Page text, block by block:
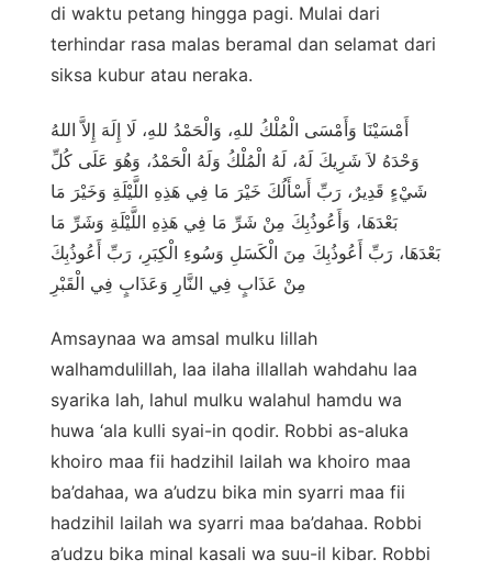
di waktu petang hingga pagi. Mulai dari
terhindar rasa malas beramal dan selamat dari
siksa kubur atau neraka.
أَمْسَيْنَا وَأَمْسَى الْمُلْكُ للهِ، وَالْحَمْدُ للهِ، لَا إِلَهَ إِلاَّ اللهُ
وَحْدَهُ لاَ شَرِيكَ لَهُ، لَهُ الْمُلْكُ وَلَهُ الْحَمْدُ، وَهُوَ عَلَى كُلِّ
شَيْءٍ قَدِيرٌ، رَبِّ أَسْأَلُكَ خَيْرَ مَا فِي هَذِهِ اللَّيْلَةِ وَخَيْرَ مَا
بَعْدَهَا، وَأَعُوذُبِكَ مِنْ شَرِّ مَا فِي هَذِهِ اللَّيْلَةِ وَشَرِّ مَا
بَعْدَهَا، رَبِّ أَعُوذُبِكَ مِنَ الْكَسَلِ وَسُوءِ الْكِبَرِ، رَبِّ أَعُوذُبِكَ
مِنْ عَذَابٍ فِي النَّارِ وَعَذَابٍ فِي الْقَبْرِ
Amsaynaa wa amsal mulku lillah
walhamdulillah, laa ilaha illallah wahdahu laa
syarika lah, lahul mulku walahul hamdu wa
huwa ‘ala kulli syai-in qodir. Robbi as-aluka
khoiro maa fii hadzihil lailah wa khoiro maa
ba’dahaa, wa a’udzu bika min syarri maa fii
hadzihil lailah wa syarri maa ba’dahaa. Robbi
a’udzu bika minal kasali wa suu-il kibar. Robbi